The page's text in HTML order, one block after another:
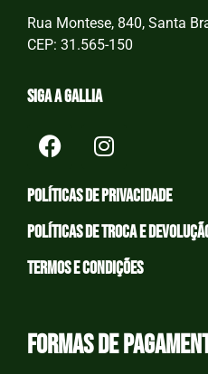
Rua Montese, 840, Santa
CEP: 31.565-150
Siga a Gallia
Políticas de privacidade
Políticas de Troca e
Termos e condições
Formas de